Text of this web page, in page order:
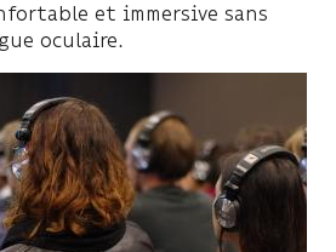
et immersive sans
oculaire.